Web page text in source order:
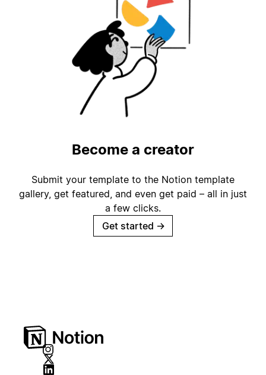
Become a creator
Submit your template to the Notion template
gallery, get featured, and even get paid – all in just
a few clicks.
Get started →